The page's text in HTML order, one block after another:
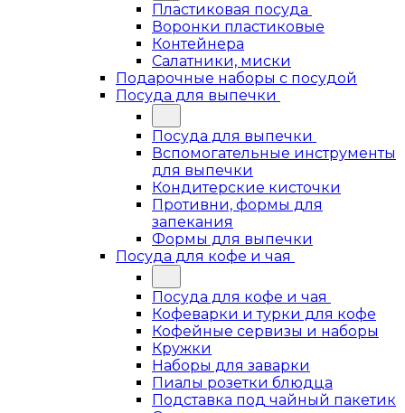
Пластиковая посуда
Воронки пластиковые
Контейнера
Салатники, миски
Подарочные наборы с посудой
Посуда для выпечки
Посуда для выпечки
Вспомогательные инструменты
для выпечки
Кондитерские кисточки
Противни, формы для
запекания
Формы для выпечки
Посуда для кофе и чая
Посуда для кофе и чая
Кофеварки и турки для кофе
Кофейные сервизы и наборы
Кружки
Наборы для заварки
Пиалы розетки блюдца
Подставка под чайный пакетик